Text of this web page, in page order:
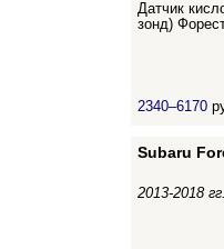
Датчик
зонд)
2340–6170
Subaru
2013-2018 гг.